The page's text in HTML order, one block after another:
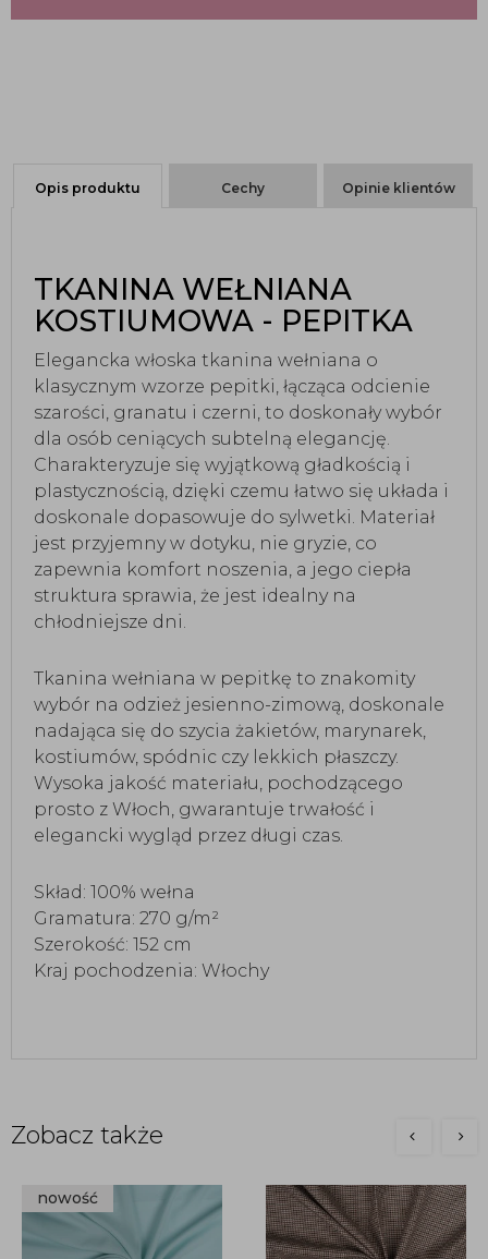
Opis produktu Cechy Opinie klientów
TKANINA WEŁNIANA
KOSTIUMOWA - PEPITKA
Elegancka włoska tkanina wełniana o
klasycznym wzorze pepitki, łącząca odcienie
szarości, granatu i czerni, to doskonały wybór
dla osób ceniących subtelną elegancję.
Charakteryzuje się wyjątkową gładkością i
plastycznością, dzięki czemu łatwo się układa i
doskonale dopasowuje do sylwetki. Materiał
jest przyjemny w dotyku, nie gryzie, co
zapewnia komfort noszenia, a jego ciepła
struktura sprawia, że jest idealny na
chłodniejsze dni.
Tkanina wełniana w pepitkę to znakomity
wybór na odzież jesienno-zimową, doskonale
nadająca się do szycia żakietów, marynarek,
kostiumów, spódnic czy lekkich płaszczy.
Wysoka jakość materiału, pochodzącego
prosto z Włoch, gwarantuje trwałość i
elegancki wygląd przez długi czas.
Skład: 100% wełna
Gramatura: 270 g/m²
Szerokość: 152 cm
Kraj pochodzenia: Włochy
Zobacz także
nowość